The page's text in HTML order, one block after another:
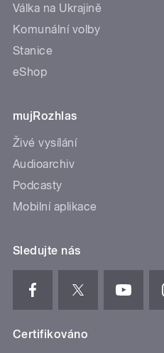
Válka na Ukrajině
Komunální volby
Stanice
eShop
mujRozhlas
Živé vysílání
Audioarchiv
Podcasty
Mobilní aplikace
Sledujte nás
Certifikováno